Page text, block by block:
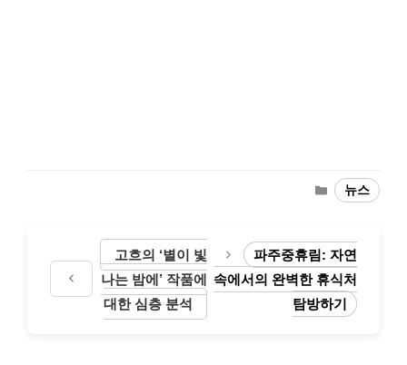
Categories
뉴스
고흐의 ‘별이 빛
나는 밤에’ 작품에
대한 심층 분석
파주중휴림: 자연
속에서의 완벽한 휴식처
탐방하기